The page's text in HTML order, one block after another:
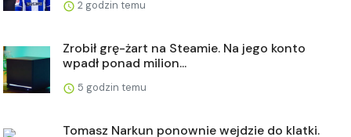
2 godzin temu
Zrobił grę-żart na Steamie. Na jego konto
wpadł ponad milion...
5 godzin temu
Tomasz Narkun ponownie wejdzie do klatki.